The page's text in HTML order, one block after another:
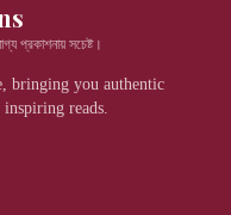
প্রকাশনায় সচেষ্ট।
bringing you authentic
reads.